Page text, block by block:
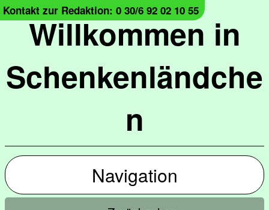
Willkommen in
Schenkenländche
n
Kontakt zur Redaktion: 0 30/6 92 02 10 55
Navigation